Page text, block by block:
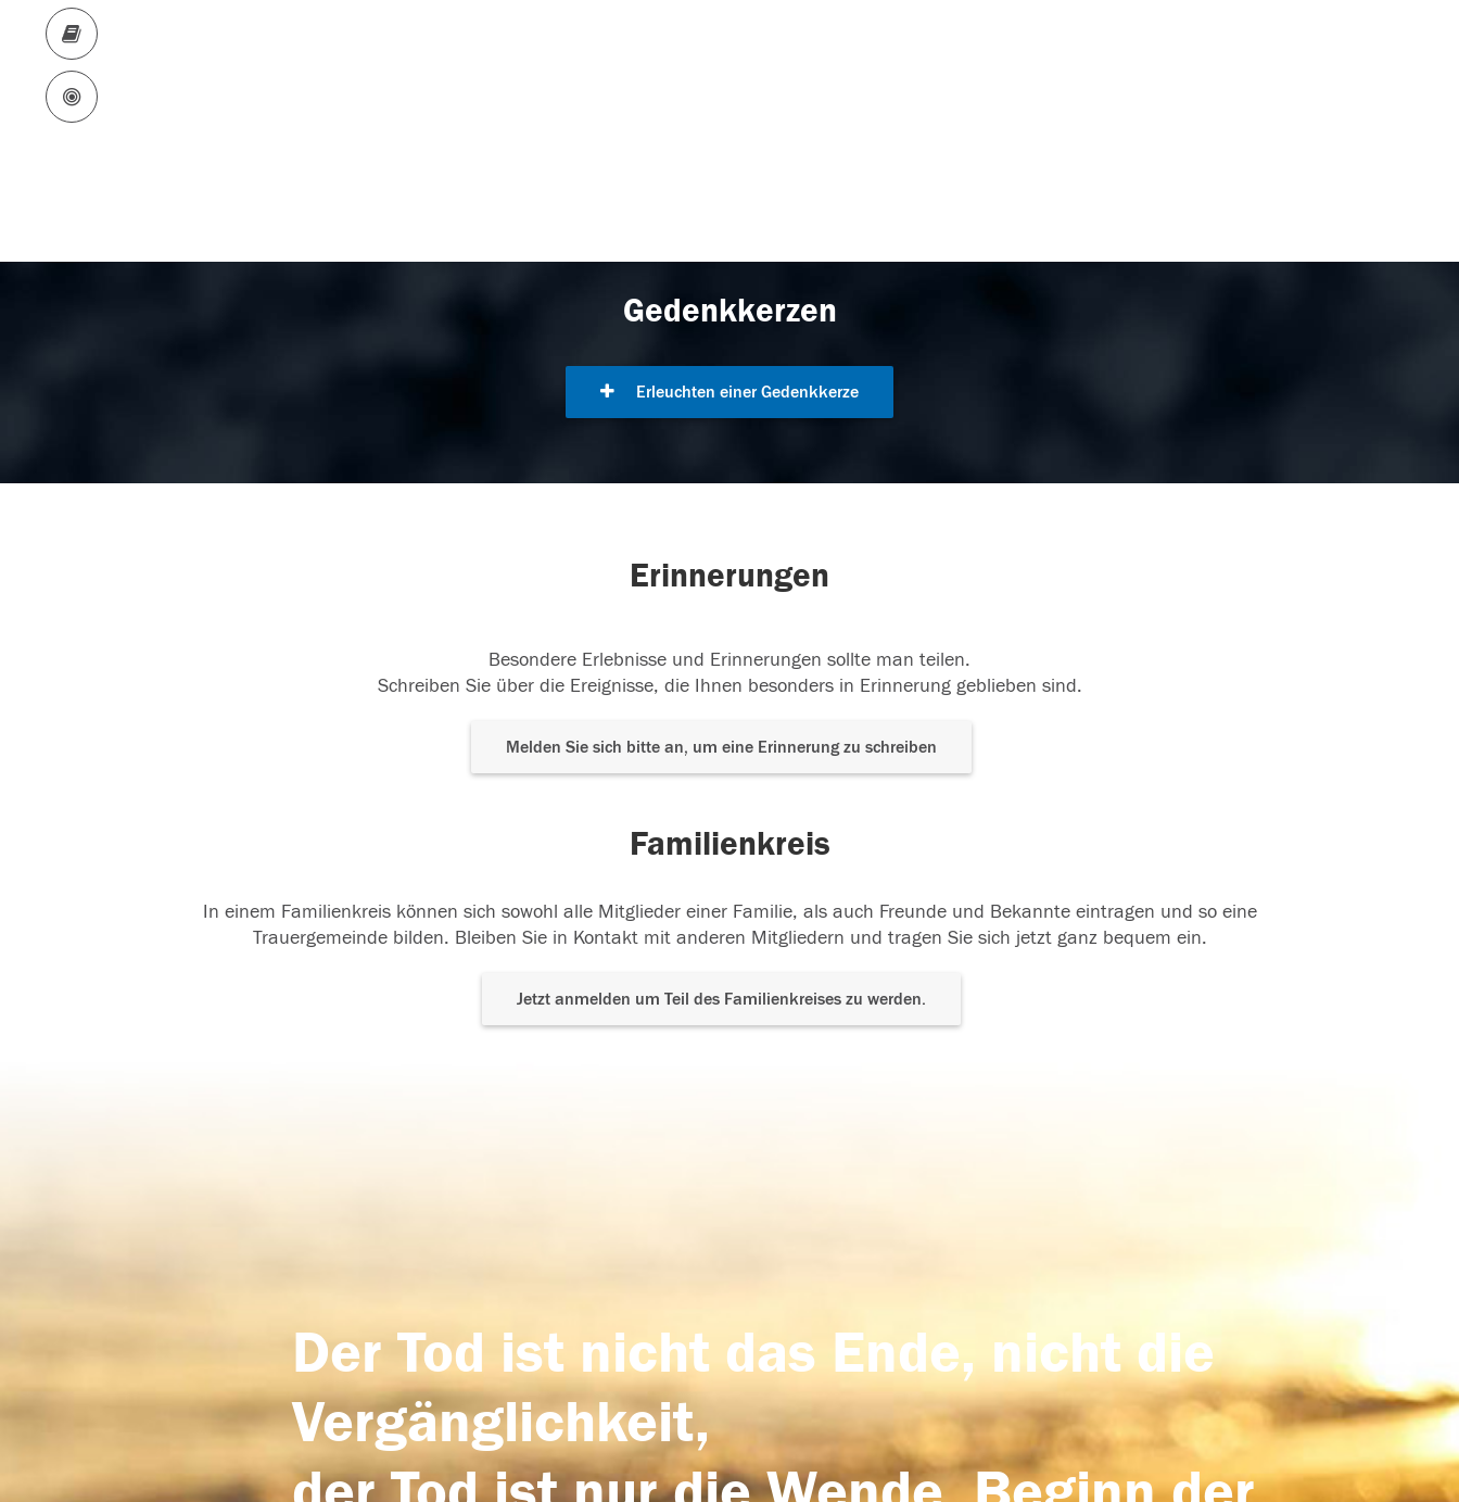
Gedenkkerzen
Erleuchten einer Gedenkkerze
Erinnerungen
Besondere Erlebnisse und Erinnerungen sollte man teilen.
Schreiben Sie über die Ereignisse, die Ihnen besonders in Erinnerung geblieben sind.
Melden Sie sich bitte an, um eine Erinnerung zu schreiben
Familienkreis
In einem Familienkreis können sich sowohl alle Mitglieder einer Familie, als auch Freunde und Bekannte eintragen und so eine
Trauergemeinde bilden. Bleiben Sie in Kontakt mit anderen Mitgliedern und tragen Sie sich jetzt ganz bequem ein.
Jetzt anmelden um Teil des Familienkreises zu werden.
Der Tod ist nicht das Ende, nicht die
Vergänglichkeit,